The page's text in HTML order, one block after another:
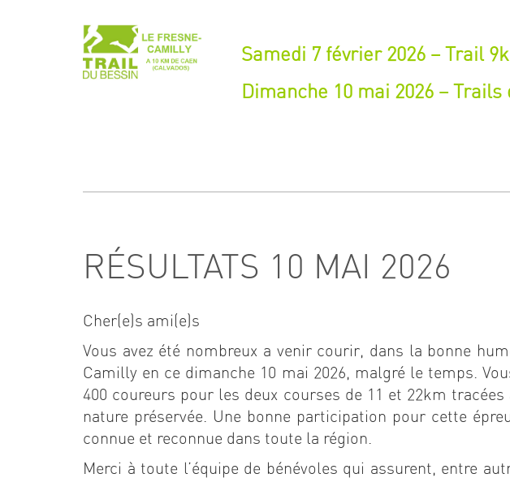
Samedi 7 février 2026 – Trail
Dimanche 10 mai 2026 – Trails
RÉSULTATS 10 MAI 2026
Cher(e)s ami(e)s
Vous avez été nombreux a venir courir, dans la bonne
Camilly en ce dimanche 10 mai 2026, malgré le temps.
400 coureurs pour les deux courses de 11 et 22km tracées
nature préservée. Une bonne participation pour cette
connue et reconnue dans toute la région.
Merci à toute l’équipe de bénévoles qui assurent, entre